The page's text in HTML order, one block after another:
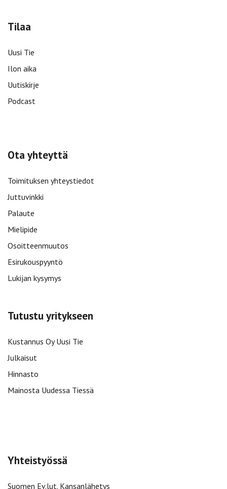
Tilaa
Uusi Tie
Ilon aika
Uutiskirje
Podcast
Ota yhteyttä
Toimituksen yhteystiedot
Juttuvinkki
Palaute
Mielipide
Osoitteenmuutos
Esirukouspyyntö
Lukijan kysymys
Tutustu yritykseen
Kustannus Oy Uusi Tie
Julkaisut
Hinnasto
Mainosta Uudessa Tiessä
Yhteistyössä
Suomen Ev.lut. Kansanlähetys